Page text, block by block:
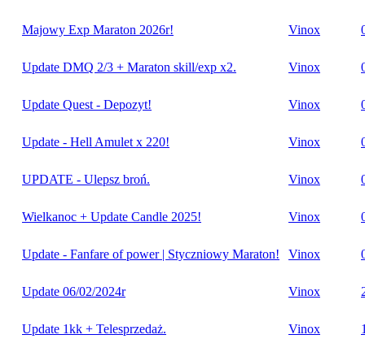
Majowy Exp Maraton 2026r! Vinox
Update DMQ 2/3 + Maraton skill/exp x2. Vinox
Update Quest - Depozyt! Vinox
Update - Hell Amulet x 220! Vinox
UPDATE - Ulepsz broń. Vinox
Wielkanoc + Update Candle 2025! Vinox
Update - Fanfare of power | Styczniowy Maraton! Vinox
Update 06/02/2024r Vinox
Update 1kk + Telesprzedaż. Vinox